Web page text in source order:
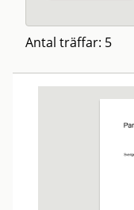
Antal träffar: 5